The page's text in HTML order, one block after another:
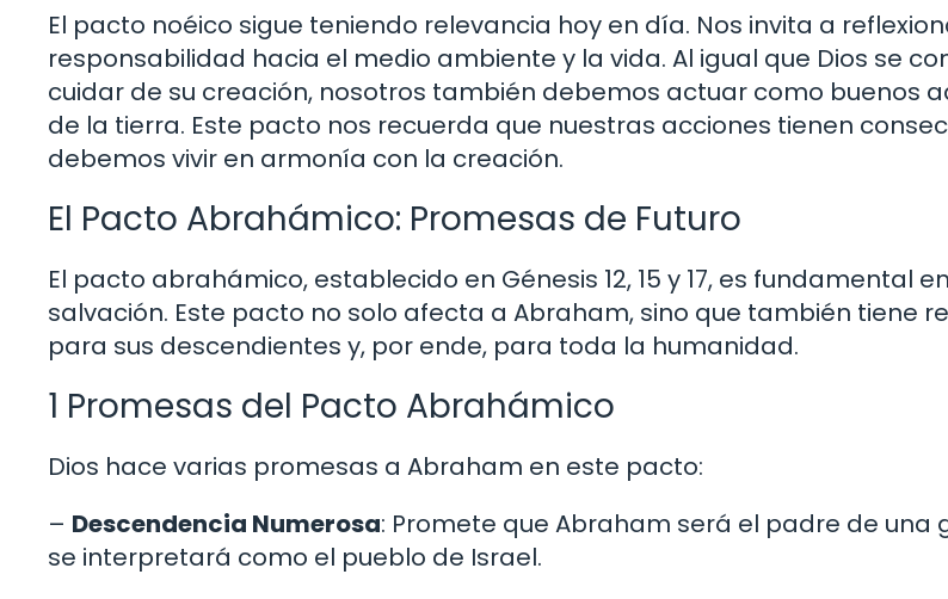
El pacto noéico sigue teniendo relevancia hoy en día. Nos invita a
responsabilidad hacia el medio ambiente y la vida. Al igual que Dios se
cuidar de su creación, nosotros también debemos actuar como buenos
de la tierra. Este pacto nos recuerda que nuestras acciones tienen
debemos vivir en armonía con la creación.
El Pacto Abrahámico: Promesas de Futuro
El pacto abrahámico, establecido en Génesis 12, 15 y 17, es fundamental
salvación. Este pacto no solo afecta a Abraham, sino que también tiene
para sus descendientes y, por ende, para toda la humanidad.
1 Promesas del Pacto Abrahámico
Dios hace varias promesas a Abraham en este pacto:
– Descendencia Numerosa: Promete que Abraham será el padre de una
se interpretará como el pueblo de Israel.